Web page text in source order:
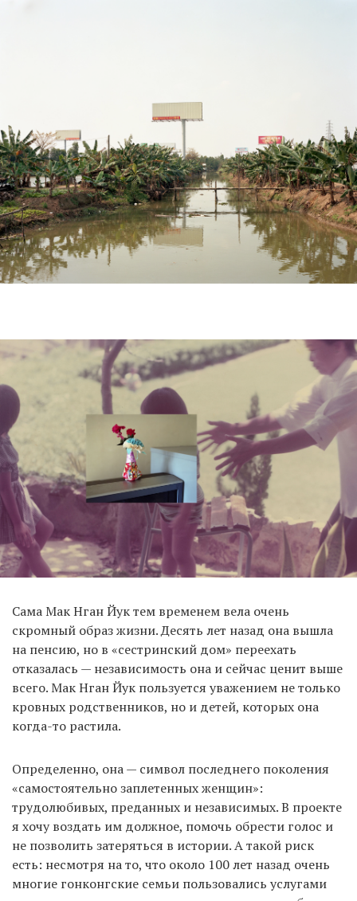
Сама Мак Нган Йук тем временем вела очень
скромный образ жизни. Десять лет назад она вышла
на пенсию, но в «сестринский дом» переехать
отказалась — независимость она и сейчас ценит выше
всего. Мак Нган Йук пользуется уважением не только
кровных родственников, но и детей, которых она
когда-то растила.
Определенно, она — символ последнего поколения
«самостоятельно заплетенных женщин»:
трудолюбивых, преданных и независимых. В проекте
я хочу воздать им должное, помочь обрести голос и
не позволить затеряться в истории. А такой риск
есть: несмотря на то, что около 100 лет назад очень
многие гонконгские семьи пользовались услугами